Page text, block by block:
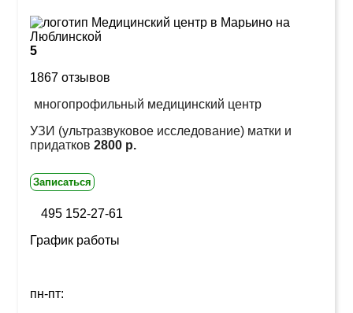
5
1867 отзывов
многопрофильный медицинский центр
УЗИ (ультразвуковое исследование) матки и
придатков 2800 р.
Записаться
495 152-27-61
График работы
пн-пт: